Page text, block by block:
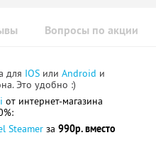
Вопросы по акции
для IOS или Android и
Это удобно :)
от интернет-магазина
Steamer за 990р. вместо